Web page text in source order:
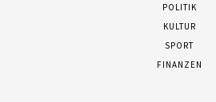
POLITIK
KULTUR
SPORT
FINANZEN